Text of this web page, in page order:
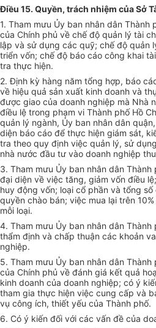
Điều 15. Quyền, trách nhiệm của Sở
1. Tham mưu Ủy ban nhân dân
của Chính phủ về chế độ quản lý tài
lập và sử dụng các quỹ; chế độ quản
triển vốn; chế độ báo cáo công khai
tra thực hiện.
2. Định kỳ hàng năm tổng hợp, báo
về hiệu quả sản xuất kinh doanh và
được giao của doanh nghiệp mà Nhà
điều lệ trong phạm vi Thành phố Hồ
quản lý ngành, Ủy ban nhân dân
diện báo cáo để thực hiện giám sát,
tra theo quy định việc quản lý, sử
nhà nước đầu tư vào doanh nghiệp
3. Tham mưu Ủy ban nhân dân
đại diện về việc tăng, giảm vốn điều
huy động vốn; loại cổ phần và tổng
quyền chào bán; việc mua lại trên
mỗi loại.
4. Tham mưu Ủy ban nhân dân Thành
thẩm định và chấp thuận các khoản
nghiệp.
5. Tham mưu Ủy ban nhân dân
của Chính phủ về đánh giá kết quả
kinh doanh của doanh nghiệp; có ý
tham gia thực hiện việc cung cấp và
vụ công ích, thiết yếu của Thành phố.
6. Có ý kiến đối với các vấn đề của